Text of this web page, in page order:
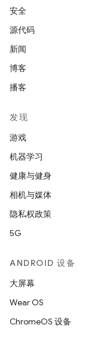
安全
源代码
新闻
博客
播客
发现
游戏
机器学习
健康与健身
相机与媒体
隐私权政策
5G
ANDROID 设备
大屏幕
Wear OS
ChromeOS 设备